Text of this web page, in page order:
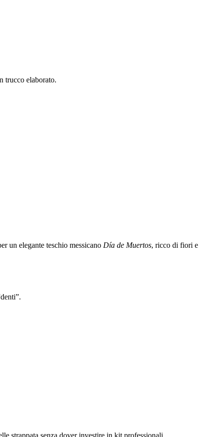
trucco elaborato.
un elegante teschio messicano Día de Muertos, ricco di fiori e